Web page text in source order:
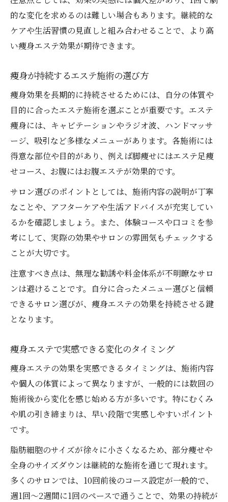
的な変化を求めるのは難しい場合もあります。継続的な
ケアや生活習慣の見直しと組み合わせることで、より高
い痩身エステ効果が期待できます。
痩身が持続するエステ施術の選び方
痩身効果を長期的に持続させるためには、自分の体質や
目的に合ったエステ施術を選ぶことが重要です。エステ
痩身には、キャビテーションやラジオ波、ハンドマッサ
ージ、吸引など多様なメニューがあります。各施術には
得意な部位や目的があり、例えば脚痩せにはエステ足痩
せコース、お腹にはお腹エステが効果的です。
サロン選びのポイントとしては、施術内容の説明が丁寧
なことや、アフターケアや生活アドバイスが充実してい
るかを確認しましょう。また、体験コースや口コミを参
考にして、実際の効果やサロンの雰囲気もチェックする
ことが大切です。
注意すべき点は、無理な勧誘や料金体系が不明瞭なサロ
ンは避けることです。自分に合ったメニュー選びと信頼
できるサロン選びが、痩身エステの効果を持続させる鍵
となります。
痩身エステで実感できる変化のタイミング
痩身エステの効果を実感できるタイミングは、施術内容
や個人の体質によって異なりますが、一般的には数回の
施術後から変化を感じ始める方が多いです。特にむくみ
や肌の引き締まりは、早い段階で実感しやすいポイント
です。
脂肪細胞のサイズが徐々に小さくなるため、部分痩せや
全身のサイズダウンは継続的な施術を通じて現れます。
多くのサロンでは、10回前後のコース設定が一般的で、
週1回～2週間に1回のペースで通うことで、効果の持続が